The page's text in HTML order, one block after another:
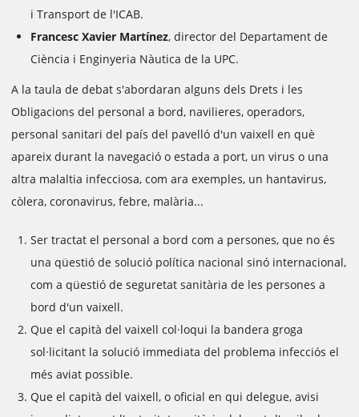
i Transport de l'ICAB.
Francesc Xavier Martínez, director del Departament de
Ciència i Enginyeria Nàutica de la UPC.
A la taula de debat s'abordaran alguns dels Drets i les
Obligacions del personal a bord, navilieres, operadors,
personal sanitari del país del pavelló d'un vaixell en què
apareix durant la navegació o estada a port, un virus o una
altra malaltia infecciosa, com ara exemples, un hantavirus,
còlera, coronavirus, febre, malària...
Ser tractat el personal a bord com a persones, que no és
una qüestió de solució política nacional sinó internacional,
com a qüestió de seguretat sanitària de les persones a
bord d'un vaixell.
Que el capità del vaixell col·loqui la bandera groga
sol·licitant la solució immediata del problema infecciós el
més aviat possible.
Que el capità del vaixell, o oficial en qui delegue, avisi